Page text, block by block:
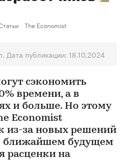
The Economist
Дата публикации: 18.10.2024
сэкономить
времени, а в
и больше. Но этому
Economist
из-за новых решений
ближайшем будущем
расценки на